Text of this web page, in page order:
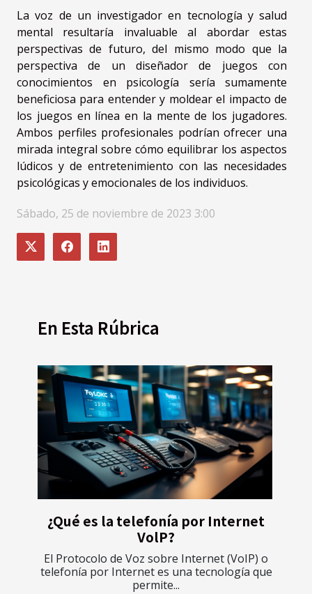
La voz de un investigador en tecnología y salud
mental resultaría invaluable al abordar estas
perspectivas de futuro, del mismo modo que la
perspectiva de un diseñador de juegos con
conocimientos en psicología sería sumamente
beneficiosa para entender y moldear el impacto de
los juegos en línea en la mente de los jugadores.
Ambos perfiles profesionales podrían ofrecer una
mirada integral sobre cómo equilibrar los aspectos
lúdicos y de entretenimiento con las necesidades
psicológicas y emocionales de los individuos.
Sábado, 25 de noviembre de 2023 3:00
En Esta Rúbrica
¿Qué es la telefonía por Internet
VolP?
El Protocolo de Voz sobre Internet (VoIP) o
telefonía por Internet es una tecnología que
permite...